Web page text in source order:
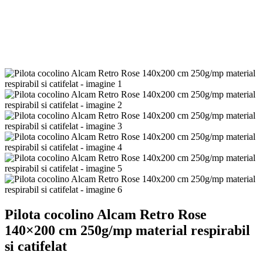
Pilota cocolino Alcam Retro Rose
140×200 cm 250g/mp material respirabil
si catifelat